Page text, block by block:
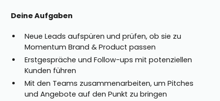
Deine Aufgaben
Neue Leads aufspüren und prüfen, ob sie zu
Momentum Brand & Product passen
Erstgespräche und Follow-ups mit potenziellen
Kunden führen
Mit den Teams zusammenarbeiten, um Pitches
und Angebote auf den Punkt zu bringen